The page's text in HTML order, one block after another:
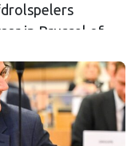
in Brussel of